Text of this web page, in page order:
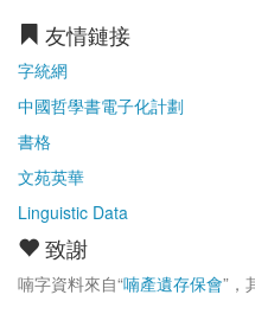
友情鏈接
字統網
中國哲學書電子化計劃
書格
文苑英華
Linguistic Data
致謝
喃字資料來自“喃產遺存保會”，